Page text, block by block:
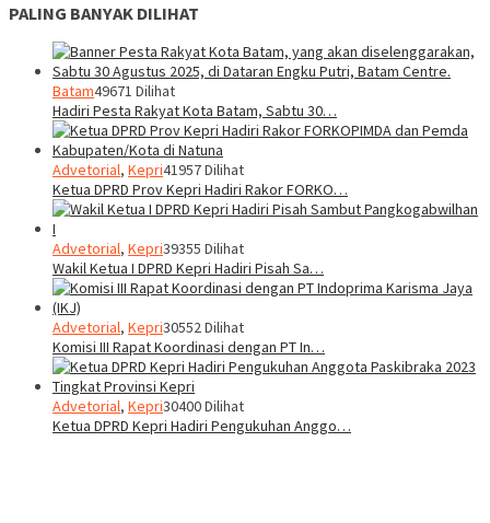
PALING BANYAK DILIHAT
Batam49671 Dilihat
Hadiri Pesta Rakyat Kota Batam, Sabtu 30…
Advetorial, Kepri41957 Dilihat
Ketua DPRD Prov Kepri Hadiri Rakor FORKO…
Advetorial, Kepri39355 Dilihat
Wakil Ketua I DPRD Kepri Hadiri Pisah Sa…
Advetorial, Kepri30552 Dilihat
Komisi III Rapat Koordinasi dengan PT In…
Advetorial, Kepri30400 Dilihat
Ketua DPRD Kepri Hadiri Pengukuhan Anggo…